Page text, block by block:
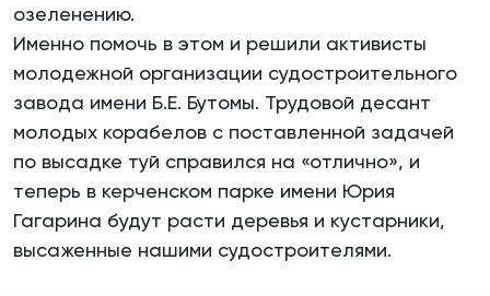
озеленению.
Именно помочь в этом и решили активисты
молодежной организации судостроительного
завода имени Б.Е. Бутомы. Трудовой десант
молодых корабелов с поставленной задачей
по высадке туй справился на «отлично», и
теперь в керченском парке имени Юрия
Гагарина будут расти деревья и кустарники,
высаженные нашими судостроителями.